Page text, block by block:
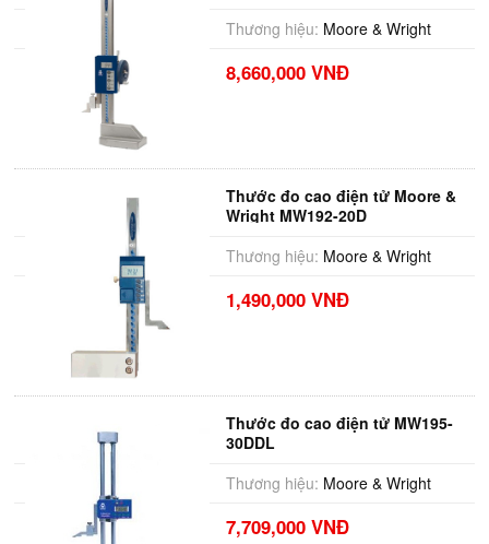
Thương hiệu: Moore & Wright
8,660,000 VNĐ
Thước đo cao điện tử Moore &
Wright MW192-20D
Thương hiệu: Moore & Wright
1,490,000 VNĐ
Thước đo cao điện tử MW195-
30DDL
Thương hiệu: Moore & Wright
7,709,000 VNĐ